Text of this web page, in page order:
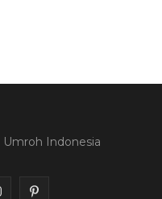
Umroh Indonesia
I
P